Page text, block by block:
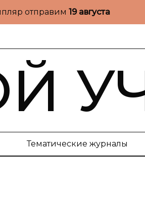
отправим 19 августа
Тематические журналы